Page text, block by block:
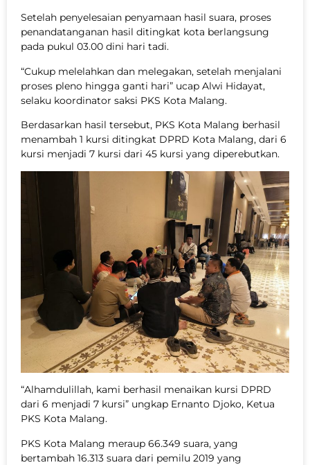
Setelah penyelesaian penyamaan hasil suara, proses
penandatanganan hasil ditingkat kota berlangsung
pada pukul 03.00 dini hari tadi.
“Cukup melelahkan dan melegakan, setelah menjalani
proses pleno hingga ganti hari” ucap Alwi Hidayat,
selaku koordinator saksi PKS Kota Malang.
Berdasarkan hasil tersebut, PKS Kota Malang berhasil
menambah 1 kursi ditingkat DPRD Kota Malang, dari 6
kursi menjadi 7 kursi dari 45 kursi yang diperebutkan.
“Alhamdulillah, kami berhasil menaikan kursi DPRD
dari 6 menjadi 7 kursi” ungkap Ernanto Djoko, Ketua
PKS Kota Malang.
PKS Kota Malang meraup 66.349 suara, yang
bertambah 16.313 suara dari pemilu 2019 yang